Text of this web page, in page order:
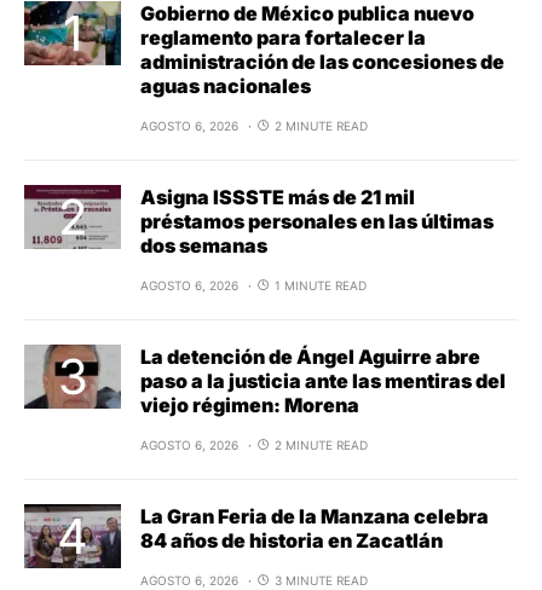
Gobierno de México publica nuevo
reglamento para fortalecer la
administración de las concesiones de
aguas nacionales
AGOSTO 6, 2026 2 MINUTE READ
Asigna ISSSTE más de 21 mil
préstamos personales en las últimas
dos semanas
AGOSTO 6, 2026 1 MINUTE READ
La detención de Ángel Aguirre abre
paso a la justicia ante las mentiras del
viejo régimen: Morena
AGOSTO 6, 2026 2 MINUTE READ
La Gran Feria de la Manzana celebra
84 años de historia en Zacatlán
AGOSTO 6, 2026 3 MINUTE READ